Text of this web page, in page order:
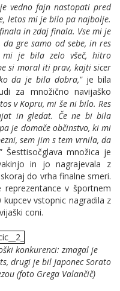
vedno fajn nastopati pred
letos mi je bilo pa najbolje.
in zdaj finala. Vse mi je
gre samo od sebe, in res
mi je bila zelo všeč, hitro
si moral iti prav, kajti sicer
da je bila dobra," je bila
za množično navijaško
v Kopru, mi še ni bilo. Res
in gledat. Če ne bi bila
je domače občinstvo, ki mi
sem jim s tem vrnila, da
Šesttisočglava množica je
in jo nagrajevala z
do vrha finalne smeri.
reprezentance v športnem
vstopnic nagradila z
coni.
konkurenci: zmagal je
drugi je bil Japonec Sorato
(foto Grega Valančič)